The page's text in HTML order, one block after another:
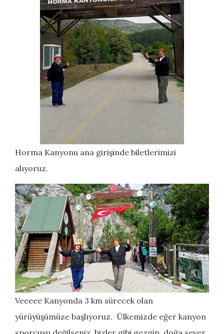
Horma Kanyonu ana girişinde biletlerimizi
alıyoruz.
Veeeee Kanyonda 3 km sürecek olan
yürüyüşümüze başlıyoruz. Ülkemizde eğer kanyon